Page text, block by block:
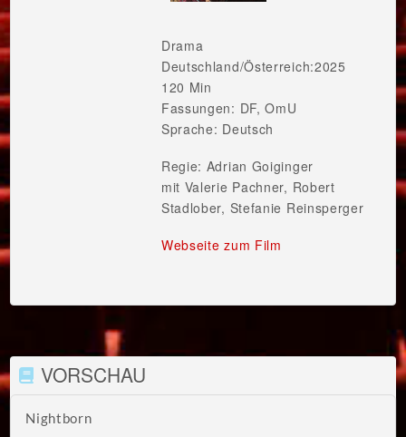
Drama
Deutschland/Österreich:2025
120 Min
Fassungen: DF, OmU
Sprache: Deutsch
Regie: Adrian Goiginger
mit Valerie Pachner, Robert
Stadlober, Stefanie Reinsperger
Webseite zum Film
VORSCHAU
Nightborn